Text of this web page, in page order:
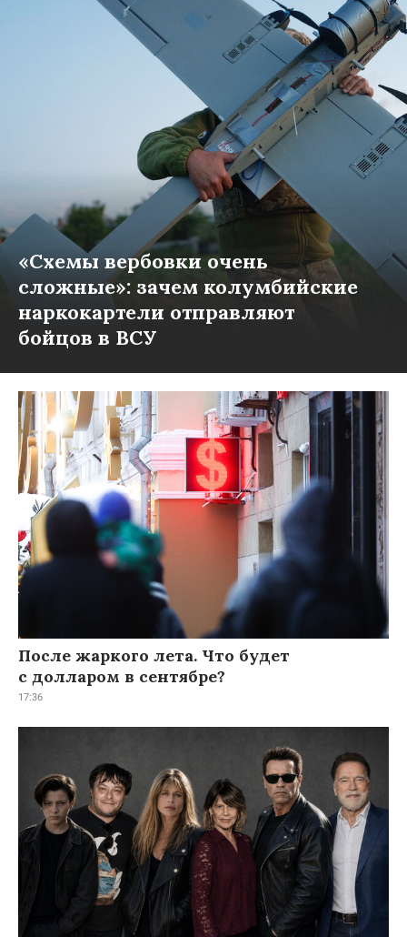
«Схемы вербовки очень
сложные»: зачем колумбийские
наркокартели отправляют
бойцов в ВСУ
После жаркого лета. Что будет
с долларом в сентябре?
17:36